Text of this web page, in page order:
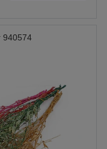
940574